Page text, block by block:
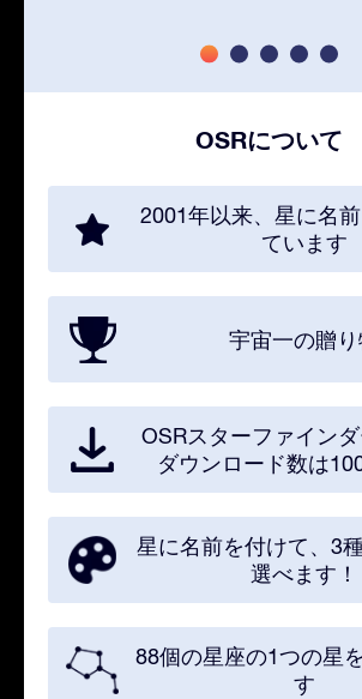
OSRについて
2001年以来、星に名
ています
宇宙一の贈り
OSRスターファイン
ダウンロード数は
星に名前を付けて、3
選べます！
88個の星座の1つの星
す